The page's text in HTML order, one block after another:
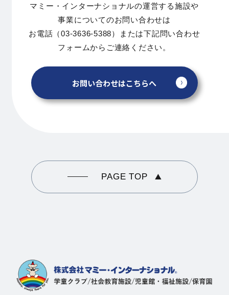
マミー・インターナショナルの運営する施設や
事業についてのお問い合わせは
お電話（03-3636-5388）または下記問い合わせ
フォームからご連絡ください。
お問い合わせはこちらへ
PAGE TOP